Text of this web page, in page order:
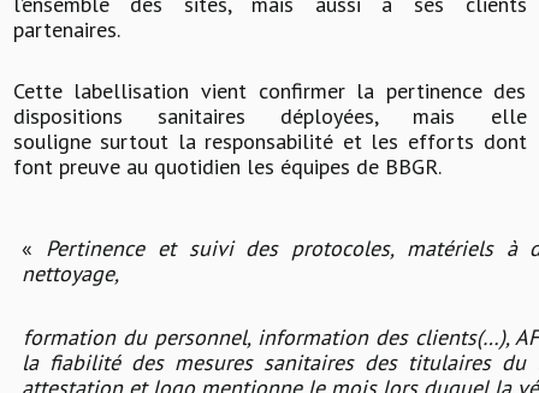
partenaires.
Cette labellisation vient confirmer la pertinence des
dispositions sanitaires déployées, mais elle
souligne surtout la responsabilité et les efforts dont
font preuve au quotidien les équipes de BBGR.
« Pertinence et suivi des protocoles, matériels à
nettoyage,
formation du personnel, information des clients(…),
la fiabilité des mesures sanitaires des titulaires